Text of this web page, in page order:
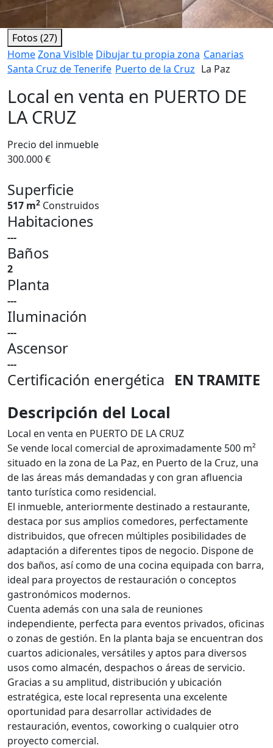
Fotos (27)
HomeZona Vislble Dibujar tu propia zona Canarias
Santa Cruz de Tenerife Puerto de la Cruz La Paz
Local en venta en PUERTO DE
LA CRUZ
Precio del inmueble
300.000 €
Superficie
517 m2 Construidos
Habitaciones
---
Baños
2
Planta
---
Iluminación
---
Ascensor
---
Certificación energética EN TRAMITE
Descripción del Local
Local en venta en PUERTO DE LA CRUZ
Se vende local comercial de aproximadamente 500 m²
situado en la zona de La Paz, en Puerto de la Cruz, una
de las áreas más demandadas y con gran afluencia
tanto turística como residencial.
El inmueble, anteriormente destinado a restaurante,
destaca por sus amplios comedores, perfectamente
distribuidos, que ofrecen múltiples posibilidades de
adaptación a diferentes tipos de negocio. Dispone de
dos baños, así como de una cocina equipada con barra,
ideal para proyectos de restauración o conceptos
gastronómicos modernos.
Cuenta además con una sala de reuniones
independiente, perfecta para eventos privados, oficinas
o zonas de gestión. En la planta baja se encuentran dos
cuartos adicionales, versátiles y aptos para diversos
usos como almacén, despachos o áreas de servicio.
Gracias a su amplitud, distribución y ubicación
estratégica, este local representa una excelente
oportunidad para desarrollar actividades de
restauración, eventos, coworking o cualquier otro
proyecto comercial.